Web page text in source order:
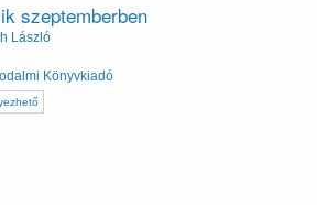
szeptemberben
László
Könyvkiadó